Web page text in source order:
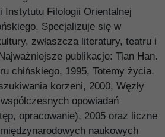
Instytutu Filologii Orientalnej
Specjalizuje się w
zwłaszcza literatury, teatru i
publikacje: Tian Han.
chińskiego, 1995, Totemy życia.
korzeni, 2000, Węzły
opowiadań
opracowanie), 2005 oraz liczne
naukowych